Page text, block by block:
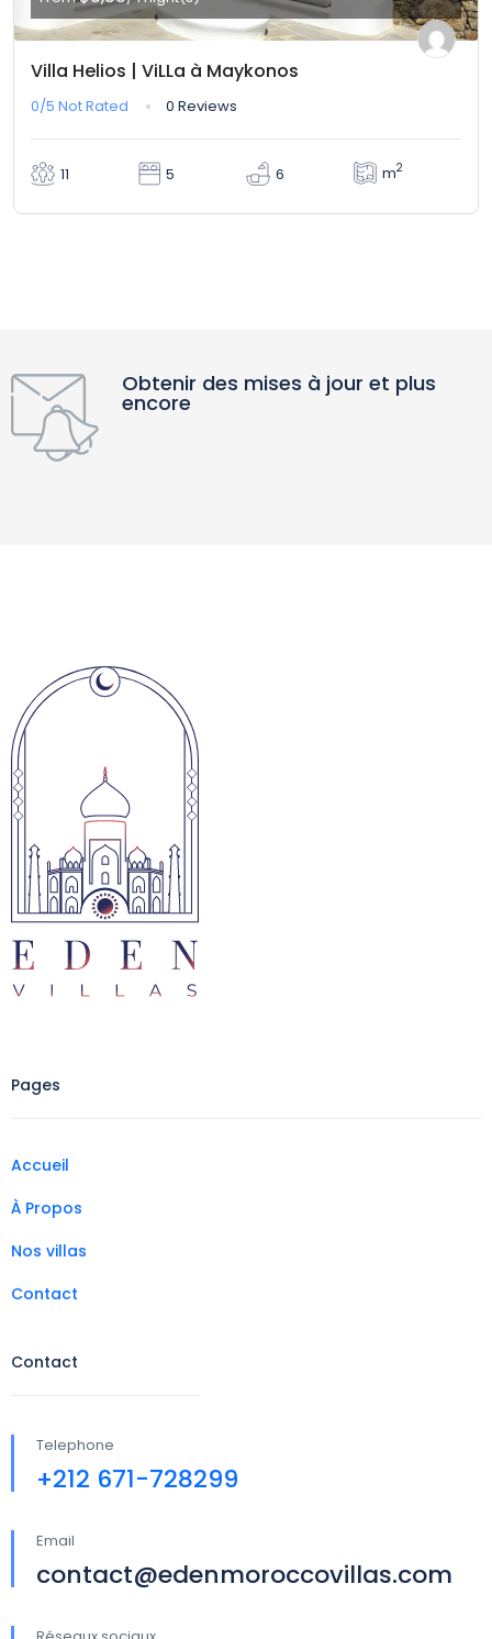
Villa Helios | ViLLa à Maykonos
0/5 Not Rated 0 Reviews
11 5 6 m2
Obtenir des mises à jour et plus
encore
Pages
Accueil
À Propos
Nos villas
Contact
Contact
Telephone
+212 671-728299
Email
contact@edenmoroccovillas.com